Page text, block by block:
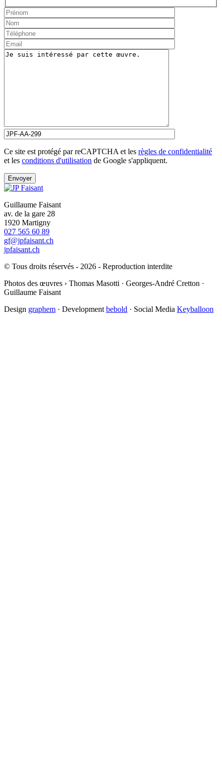
Ce site est protégé par reCAPTCHA et les règles de confidentialité
et les conditions d'utilisation de Google s'appliquent.
Guillaume Faisant
av. de la gare 28
1920 Martigny
027 565 60 89
gf@jpfaisant.ch
jpfaisant.ch
© Tous droits réservés - 2026 - Reproduction interdite
Photos des œuvres › Thomas Masotti · Georges-André Cretton ·
Guillaume Faisant
Design graphem · Development bebold · Social Media Keyballoon